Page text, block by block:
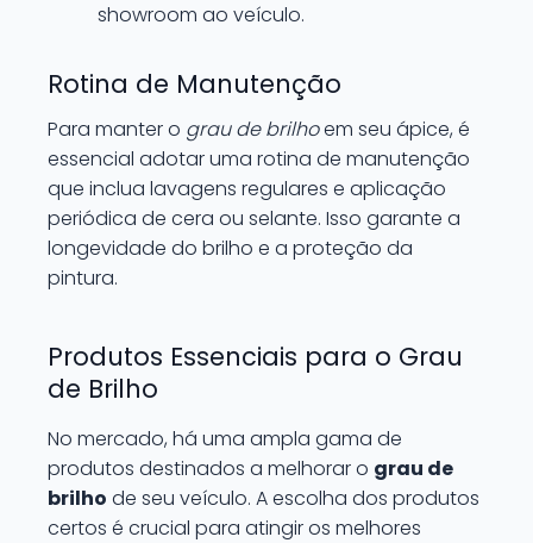
showroom ao veículo.
Rotina de Manutenção
Para manter o grau de brilhoem seu ápice, é
essencial adotar uma rotina de manutenção
que inclua lavagens regulares e aplicação
periódica de cera ou selante. Isso garante a
longevidade do brilho e a proteção da
pintura.
Produtos Essenciais para o Grau
de Brilho
No mercado, há uma ampla gama de
produtos destinados a melhorar o grau de
brilho de seu veículo. A escolha dos produtos
certos é crucial para atingir os melhores